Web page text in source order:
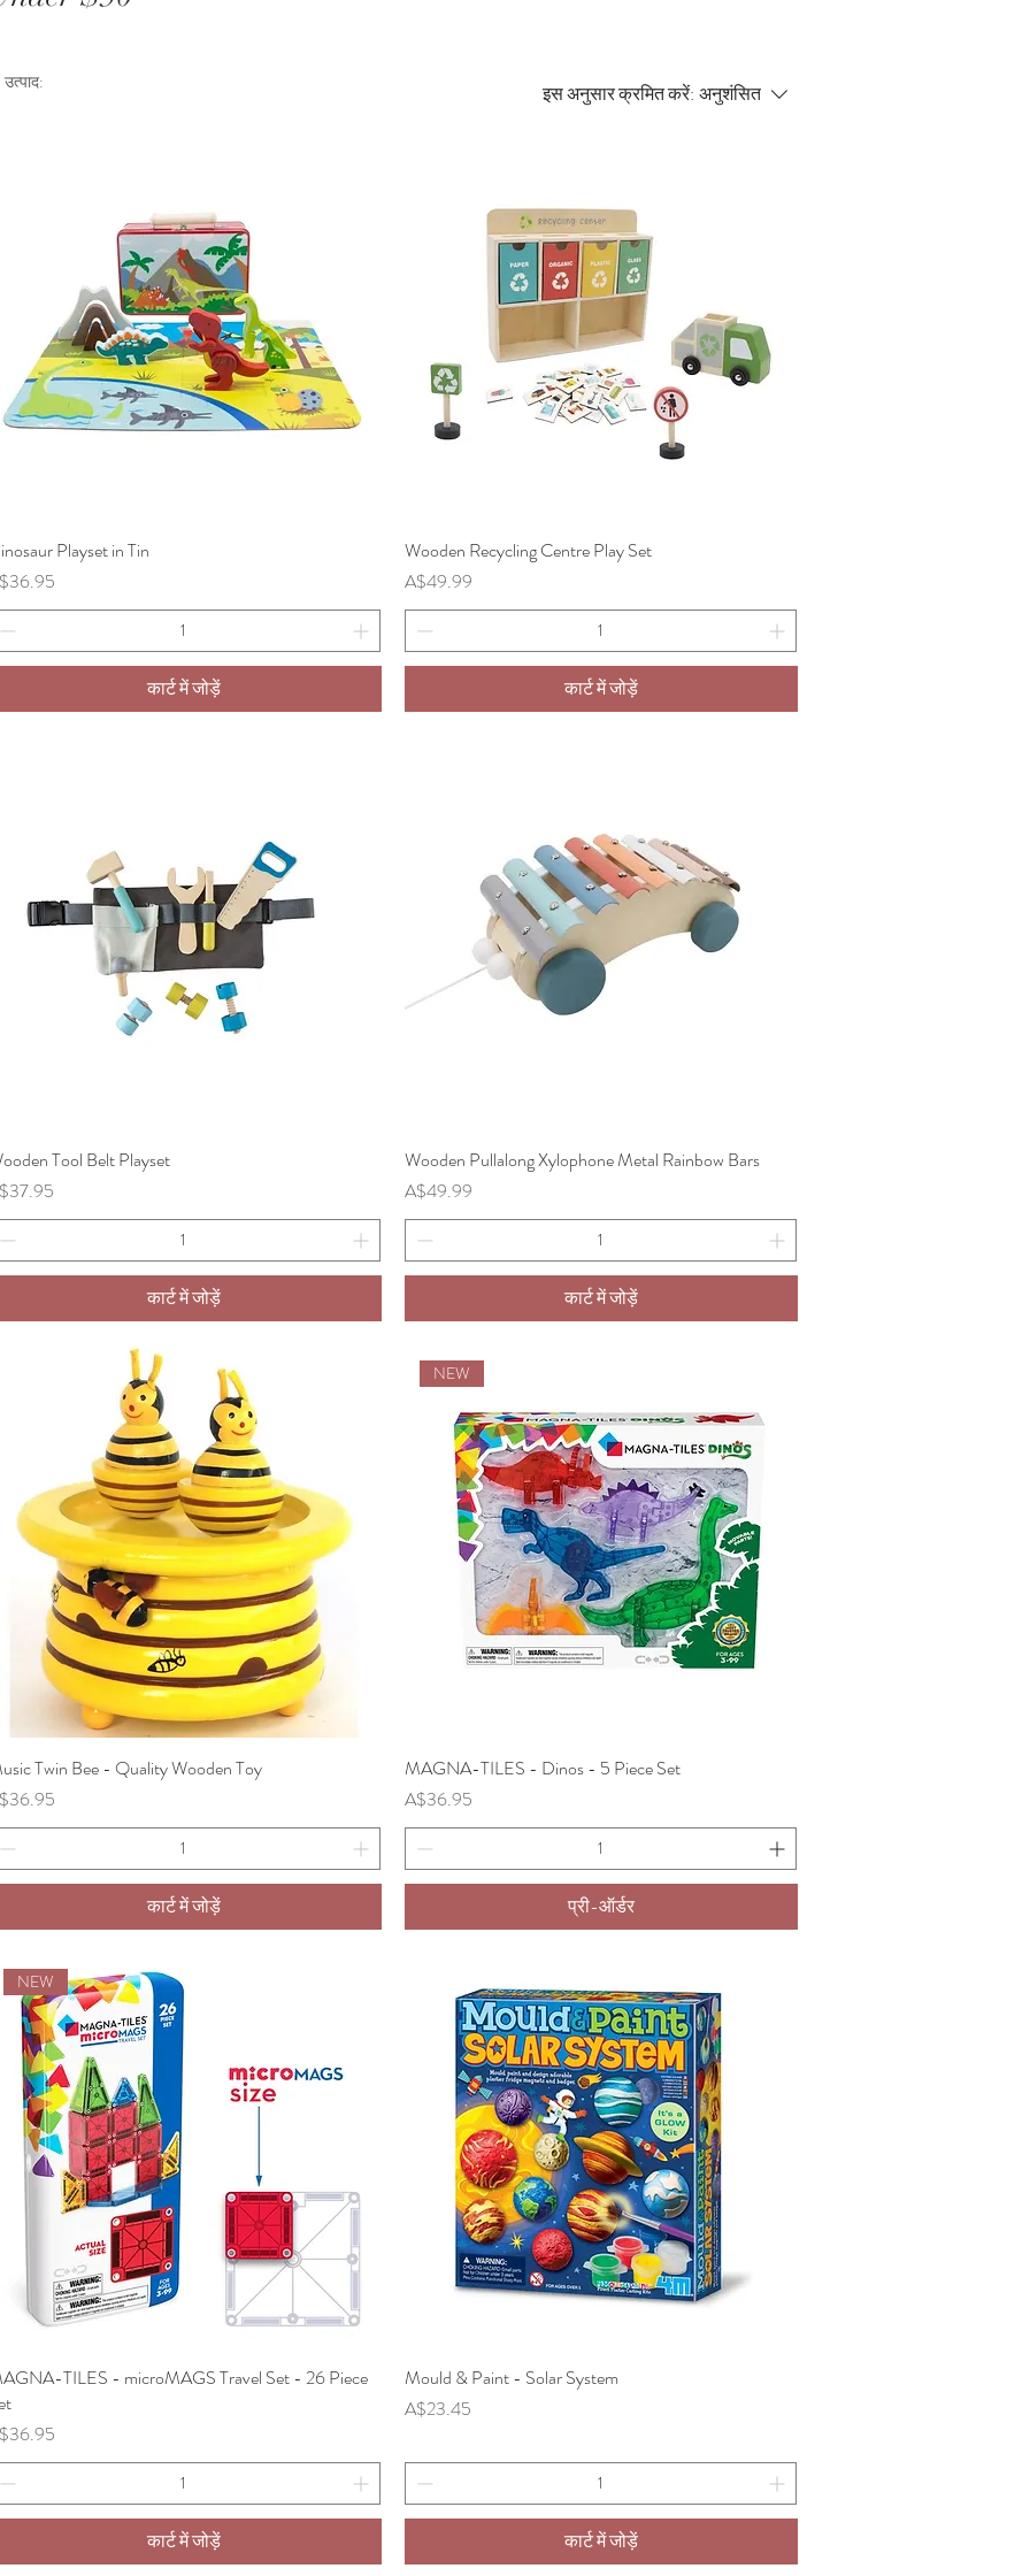
उत्पाद: इस अनुसार क्रमित करें: अनुशंसित
Playset in Tin
कार्ट में जोड़ें
त्वरित दृश्य
Wooden Recycling Centre Play Set
मूल्य
A$49.99
कार्ट में जोड़ें
त्वरित दृश्य
Tool Belt Playset
कार्ट में जोड़ें
त्वरित दृश्य
Wooden Pullalong Xylophone Metal Rainbow Bars
मूल्य
A$49.99
कार्ट में जोड़ें
त्वरित दृश्य
Twin Bee - Quality Wooden Toy
कार्ट में जोड़ें
त्वरित दृश्य
NEW
MAGNA-TILES - Dinos - 5 Piece Set
मूल्य
A$36.95
प्री-ऑर्डर
त्वरित दृश्य
NEW
TILES - microMAGS Travel Set - 26 Piece
कार्ट में जोड़ें
त्वरित दृश्य
Mould & Paint - Solar System
मूल्य
A$23.45
कार्ट में जोड़ें